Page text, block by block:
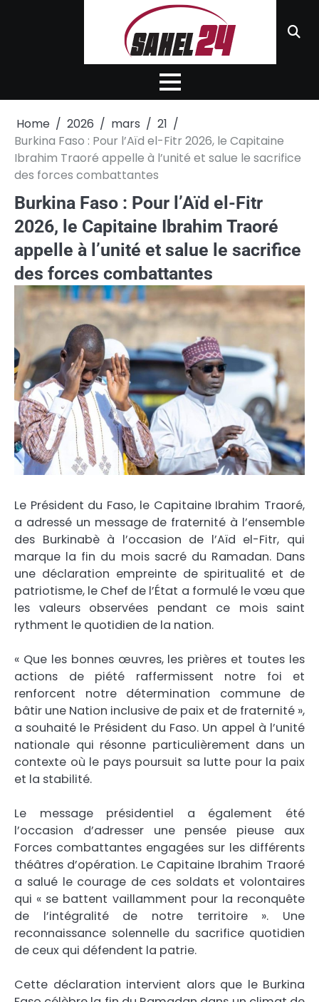
Home 2026 mars
21
Burkina Faso : Pour l’Aïd el-Fitr 2026, le Capitaine
Ibrahim Traoré appelle à l’unité et salue le sacrifice
des forces combattantes
Burkina Faso : Pour l’Aïd el-Fitr
2026, le Capitaine Ibrahim Traoré
appelle à l’unité et salue le sacrifice
des forces combattantes
Le Président du Faso, le Capitaine Ibrahim Traoré,
a adressé un message de fraternité à l’ensemble
des Burkinabè à l’occasion de l’Aïd el-Fitr, qui
marque la fin du mois sacré du Ramadan. Dans
une déclaration empreinte de spiritualité et de
patriotisme, le Chef de l’État a formulé le vœu que
les valeurs observées pendant ce mois saint
rythment le quotidien de la nation.
« Que les bonnes œuvres, les prières et toutes les
actions de piété raffermissent notre foi et
renforcent notre détermination commune de
bâtir une Nation inclusive de paix et de fraternité »,
a souhaité le Président du Faso. Un appel à l’unité
nationale qui résonne particulièrement dans un
contexte où le pays poursuit sa lutte pour la paix
et la stabilité.
Le message présidentiel a également été
l’occasion d’adresser une pensée pieuse aux
Forces combattantes engagées sur les différents
théâtres d’opération. Le Capitaine Ibrahim Traoré
a salué le courage de ces soldats et volontaires
qui « se battent vaillamment pour la reconquête
de l’intégralité de notre territoire ». Une
reconnaissance solennelle du sacrifice quotidien
de ceux qui défendent la patrie.
Cette déclaration intervient alors que le Burkina